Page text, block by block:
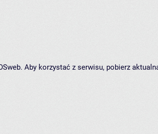
Aby korzystać z serwisu, pobierz